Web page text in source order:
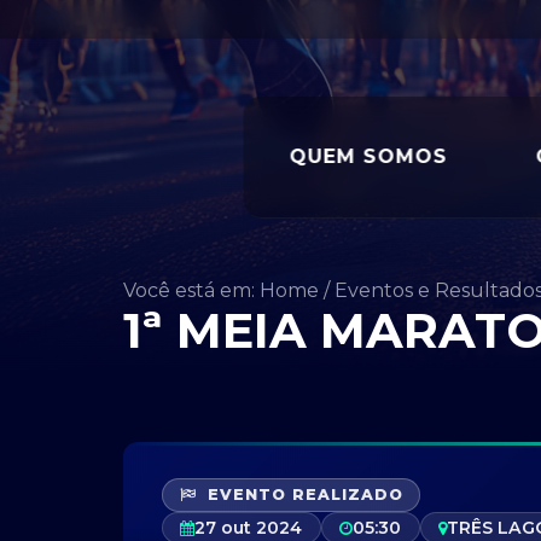
QUEM SOMOS
Você está em: Home / Eventos e
1ª MEIA
EVENTO REALIZADO
27 out 2024 05:30 TRÊS